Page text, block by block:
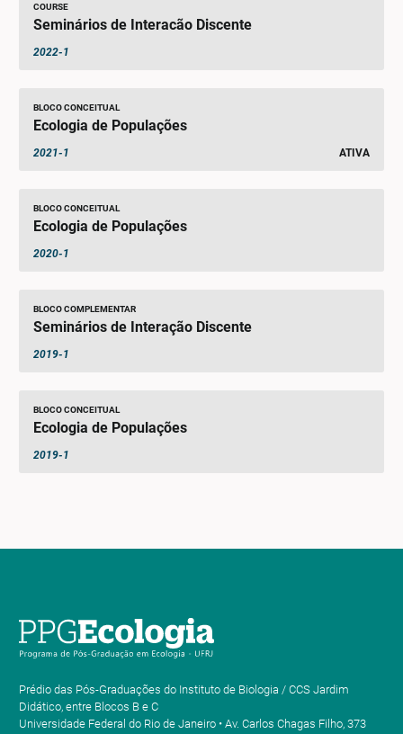
COURSE
Seminários de Interacão Discente
2022-1
BLOCO CONCEITUAL
Ecologia de Populações
2021-1 ATIVA
BLOCO CONCEITUAL
Ecologia de Populações
2020-1
BLOCO COMPLEMENTAR
Seminários de Interação Discente
2019-1
BLOCO CONCEITUAL
Ecologia de Populações
2019-1
Prédio das Pós-Graduações do Instituto de Biologia / CCS Jardim
Didático, entre Blocos B e C
Universidade Federal do Rio de Janeiro • Av. Carlos Chagas Filho, 373